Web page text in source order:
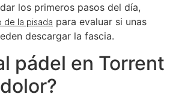
los primeros pasos del día,
de la pisada para evaluar si unas
descargar la fascia.
pádel en Torrent